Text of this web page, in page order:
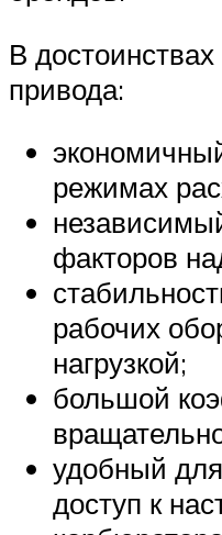
В
привода:
режимах
факторов
рабочих
нагрузкой;
большой
удобный
доступ к